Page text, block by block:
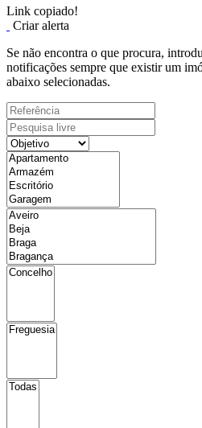
Link copiado!
Criar alerta
Se não encontra o que procura,
notificações sempre que existir um
abaixo selecionadas.